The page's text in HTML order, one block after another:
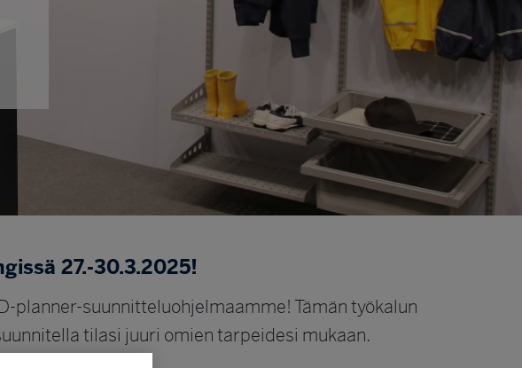
27.-30.3.2025!
planner-suunnitteluohjelmaamme! Tämän työkalun
tilasi juuri omien tarpeidesi mukaan.